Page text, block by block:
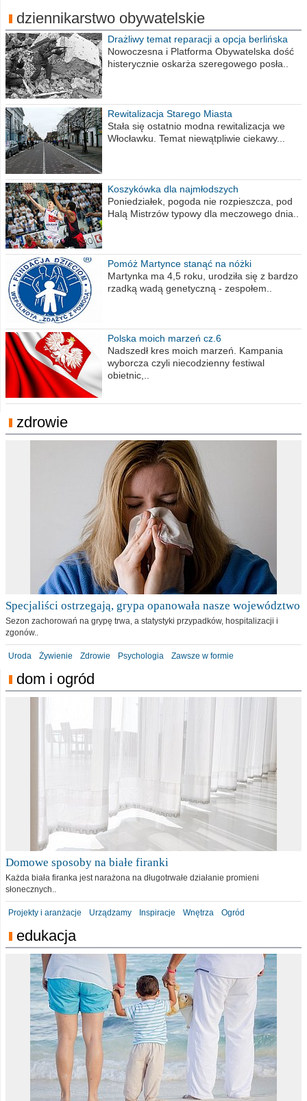
dziennikarstwo obywatelskie
Drażliwy temat reparacji a opcja berlińska
Nowoczesna i Platforma Obywatelska dość
histerycznie oskarża szeregowego posła..
Rewitalizacja Starego Miasta
Stała się ostatnio modna rewitalizacja we
Włocławku. Temat niewątpliwie ciekawy...
Koszykówka dla najmłodszych
Poniedziałek, pogoda nie rozpieszcza, pod
Halą Mistrzów typowy dla meczowego dnia..
Pomóż Martynce stanąć na nóżki
Martynka ma 4,5 roku, urodziła się z bardzo
rzadką wadą genetyczną - zespołem..
Polska moich marzeń cz.6
Nadszedł kres moich marzeń. Kampania
wyborcza czyli niecodzienny festiwal
obietnic,..
zdrowie
Specjaliści ostrzegają, grypa opanowała nasze województwo
Sezon zachorowań na grypę trwa, a statystyki przypadków, hospitalizacji i
zgonów..
Uroda Żywienie Zdrowie Psychologia Zawsze w formie
dom i ogród
Domowe sposoby na białe firanki
Każda biała firanka jest narażona na długotrwałe działanie promieni
słonecznych..
Projekty i aranżacje Urządzamy Inspiracje Wnętrza Ogród
edukacja